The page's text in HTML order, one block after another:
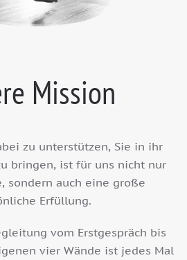
Mission
zu unterstützen, Sie in ihr
bringen, ist für uns nicht nur
sondern auch eine große
Erfüllung.
vom Erstgespräch bis
vier Wände ist jedes Mal